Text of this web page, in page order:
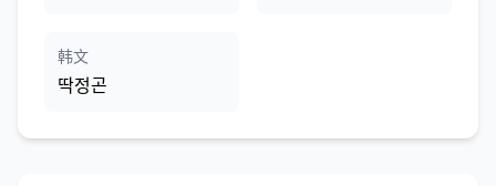
韩文
딱정곤